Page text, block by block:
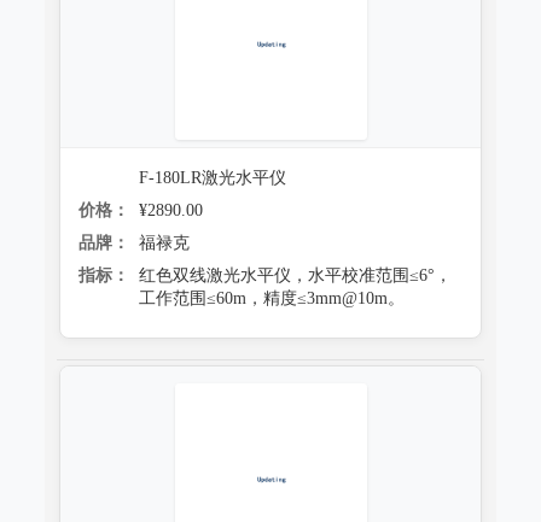
F-180LR激光水平仪
价格：
¥2890.00
品牌：
福禄克
指标：
红色双线激光水平仪，水平校准范围≤6°，
工作范围≤60m，精度≤3mm@10m。